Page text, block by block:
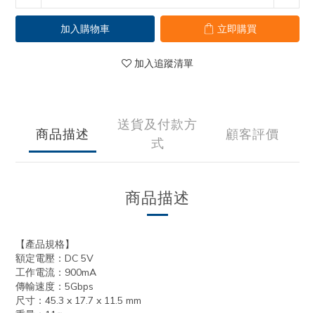
加入購物車 立即購買
加入追蹤清單
商品描述
送貨及付款方
式
顧客評價
商品描述
【產品規格】
額定電壓： DC 5V
工作電流： 900mA
傳輸速度： 5Gbps
尺寸： 45.3 x 17.7 x 11.5 mm